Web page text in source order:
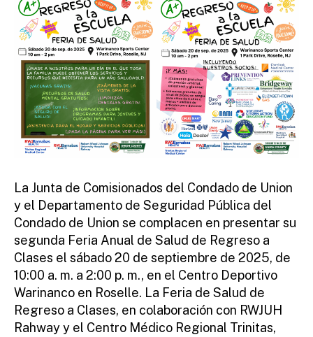
tt
o
La Junta de Comisionados del Condado de Union
y el Departamento de Seguridad Pública del
Condado de Union se complacen en presentar su
segunda Feria Anual de Salud de Regreso a
Clases el sábado 20 de septiembre de 2025, de
10:00 a. m. a 2:00 p. m., en el Centro Deportivo
Warinanco en Roselle. La Feria de Salud de
Regreso a Clases, en colaboración con RWJUH
Rahway y el Centro Médico Regional Trinitas,